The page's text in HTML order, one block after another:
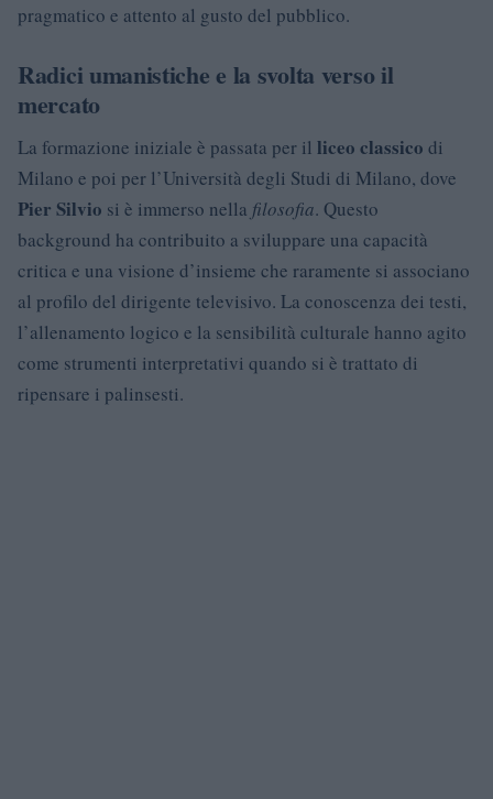
pragmatico e attento al gusto del pubblico.
Radici umanistiche e la svolta verso il
mercato
La formazione iniziale è passata per il liceo classico di
Milano e poi per l’Università degli Studi di Milano, dove
Pier Silvio si è immerso nella filosofia. Questo
background ha contribuito a sviluppare una capacità
critica e una visione d’insieme che raramente si associano
al profilo del dirigente televisivo. La conoscenza dei testi,
l’allenamento logico e la sensibilità culturale hanno agito
come strumenti interpretativi quando si è trattato di
ripensare i palinsesti.